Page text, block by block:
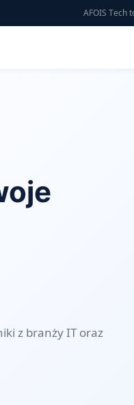
AFOIS Tech
z branży IT oraz